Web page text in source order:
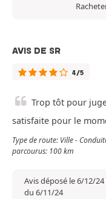
AVIS DE SR
4/5
Trop tôt pour
satisfaite pour le
Type de route: Ville -
parcourus: 100 km
Avis déposé le 6/12/
du 6/11/24